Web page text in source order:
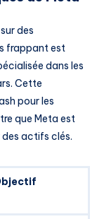
des
frappant est
dans les
Cette
pour les
que Meta est
actifs clés.